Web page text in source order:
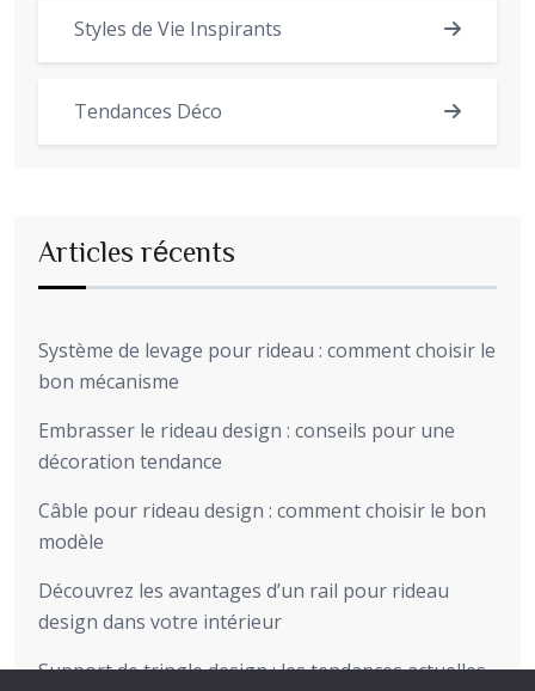
Styles de Vie Inspirants
Tendances Déco
Articles récents
Système de levage pour rideau : comment choisir le
bon mécanisme
Embrasser le rideau design : conseils pour une
décoration tendance
Câble pour rideau design : comment choisir le bon
modèle
Découvrez les avantages d’un rail pour rideau
design dans votre intérieur
Support de tringle design : les tendances actuelles